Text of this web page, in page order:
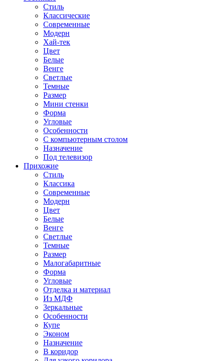
Стиль
Классические
Современные
Модерн
Хай-тек
Цвет
Белые
Венге
Светлые
Темные
Размер
Мини стенки
Форма
Угловые
Особенности
С компьютерным столом
Назначение
Под телевизор
Прихожие
Стиль
Классика
Современные
Модерн
Цвет
Белые
Венге
Светлые
Темные
Размер
Малогабаритные
Форма
Угловые
Отделка и материал
Из МДФ
Зеркальные
Особенности
Купе
Эконом
Назначение
В коридор